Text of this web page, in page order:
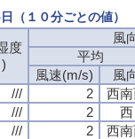
（１０分ごとの値）
度
風
平均
風速(m/s)
風
/// 2 西
/// 2 西
/// 2 西